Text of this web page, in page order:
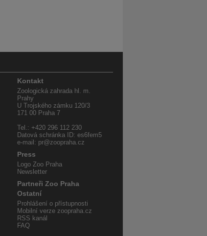
Kontakt
Zoologická zahrada hl. m.
Prahy
U Trojského zámku 120/3
171 00 Praha 7
Tel.: +420 296 112 230
Datová schránka ID: es6fem5
e-mail: pr@zoopraha.cz
Press
Logo Zoo Praha
Newsletter
Partneři Zoo Praha
Ostatní
Prohlášení o přístupnosti
Mobilní verze zoopraha.cz
RSS kanál
FAQ